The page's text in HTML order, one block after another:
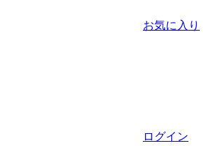
お気に入り
ログイン